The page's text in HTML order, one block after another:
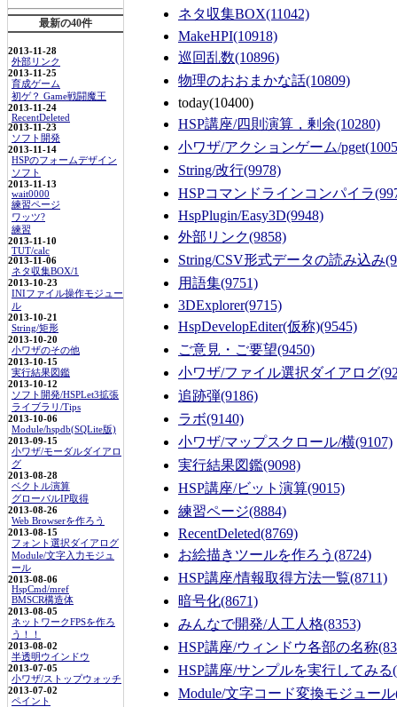
最新の40件
2013-11-28
外部リンク
2013-11-25
育成ゲーム
初ゲ？ Game戦闘魔王
2013-11-24
RecentDeleted
2013-11-23
ソフト開発
2013-11-14
HSPのフォームデザイン
ソフト
2013-11-13
wait0000
練習ページ
ワッツ?
練習
2013-11-10
TUT/calc
2013-11-06
ネタ収集BOX/1
2013-10-23
INIファイル操作モジュー
ル
2013-10-21
String/矩形
2013-10-20
小ワザのその他
2013-10-15
実行結果図鑑
2013-10-12
ソフト開発/HSPLet3拡張
ライブラリ/Tips
2013-10-06
Module/hspdb(SQLite版)
2013-09-15
小ワザ/モーダルダイアロ
グ
2013-08-28
ベクトル演算
グローバルIP取得
2013-08-26
Web Browserを作ろう
2013-08-15
フォント選択ダイアログ
Module/文字入力モジュ
ール
2013-08-06
HspCmd/mref
BMSCR構造体
2013-08-05
ネットワークFPSを作ろ
う！！
2013-08-02
半透明ウインドウ
2013-07-05
小ワザ/ストップウォッチ
2013-07-02
ペイント
ネタ収集BOX(11042)
MakeHPI(10918)
巡回乱数(10896)
物理のおおまかな話(10809)
today(10400)
HSP講座/四則演算，剰余(10280)
小ワザ/アクションゲーム/pget
String/改行(9978)
HSPコマンドラインコンパイラ
HspPlugin/Easy3D(9948)
外部リンク(9858)
String/CSV形式データの読み込み
用語集(9751)
3DExplorer(9715)
HspDevelopEditer(仮称)(9545)
ご意見・ご要望(9450)
小ワザ/ファイル選択ダイアログ
追跡弾(9186)
ラボ(9140)
小ワザ/マップスクロール/横(9107)
実行結果図鑑(9098)
HSP講座/ビット演算(9015)
練習ページ(8884)
RecentDeleted(8769)
お絵描きツールを作ろう (8724)
HSP講座/情報取得方法一覧(8711)
暗号化(8671)
みんなで開発/人工人格(8353)
HSP講座/ウィンドウ各部の名称
HSP講座/サンプルを実行してみる
Module/文字コード変換モジュール